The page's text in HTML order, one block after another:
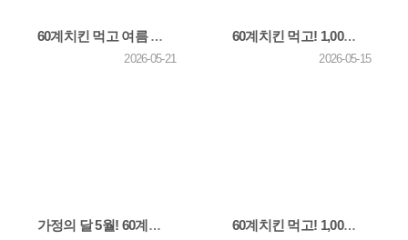
60계치킨 먹고 여름 휴가비 1,000만원 받자! 26년 6-7월 이벤트
2026-05-21
60계치킨 먹고! 1,000만원 받자! 26년 4월 이벤트 당첨자 발표
2026-05-15
가정의 달 5월! 60계치킨 먹고 1,000만원! + 카카오채널 친구 추가하고 쫀득치즈볼 받자! 26년 5월… 60계치킨 먹고! 1,000만원 받자! 26년 3월 이벤트 당첨자 발표